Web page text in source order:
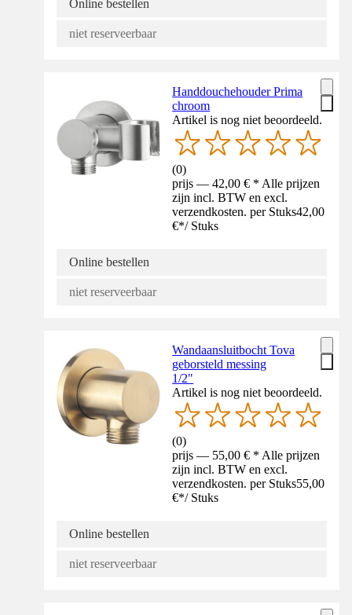
Online bestellen
niet reserveerbaar
Handdouchehouder Prima
chroom
Artikel is nog niet beoordeeld.
(0)
prijs — 42,00 € * Alle prijzen
zijn incl. BTW en excl.
verzendkosten. per Stuks42,00
€*/ Stuks
Online bestellen
niet reserveerbaar
Wandaansluitbocht Tova
geborsteld messing
1/2"
Artikel is nog niet beoordeeld.
(0)
prijs — 55,00 € * Alle prijzen
zijn incl. BTW en excl.
verzendkosten. per Stuks55,00
€*/ Stuks
Online bestellen
niet reserveerbaar